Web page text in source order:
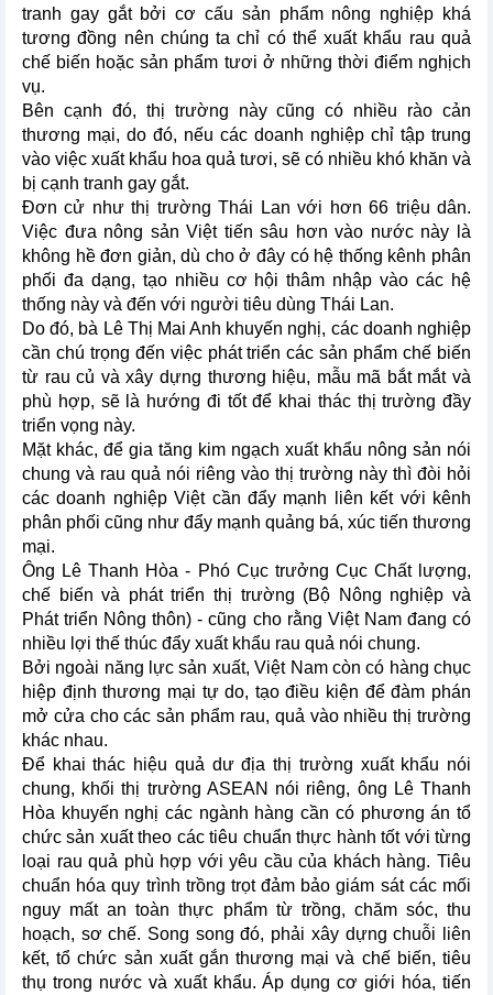
tranh gay gắt bởi cơ cấu sản phẩm nông nghiệp khá
tương đồng nên chúng ta chỉ có thể xuất khẩu rau quả
chế biến hoặc sản phẩm tươi ở những thời điểm nghịch
vụ.
Bên cạnh đó, thị trường này cũng có nhiều rào cản
thương mại, do đó, nếu các doanh nghiệp chỉ tập trung
vào việc xuất khẩu hoa quả tươi, sẽ có nhiều khó khăn và
bị cạnh tranh gay gắt.
Đơn cử như thị trường Thái Lan với hơn 66 triệu dân.
Việc đưa nông sản Việt tiến sâu hơn vào nước này là
không hề đơn giản, dù cho ở đây có hệ thống kênh phân
phối đa dạng, tạo nhiều cơ hội thâm nhập vào các hệ
thống này và đến với người tiêu dùng Thái Lan.
Do đó, bà Lê Thị Mai Anh khuyến nghị, các doanh nghiệp
cần chú trọng đến việc phát triển các sản phẩm chế biến
từ rau củ và xây dựng thương hiệu, mẫu mã bắt mắt và
phù hợp, sẽ là hướng đi tốt để khai thác thị trường đầy
triển vọng này.
Mặt khác, để gia tăng kim ngạch xuất khẩu nông sản nói
chung và rau quả nói riêng vào thị trường này thì đòi hỏi
các doanh nghiệp Việt cần đẩy mạnh liên kết với kênh
phân phối cũng như đẩy mạnh quảng bá, xúc tiến thương
mại.
Ông Lê Thanh Hòa - Phó Cục trưởng Cục Chất lượng,
chế biến và phát triển thị trường (Bộ Nông nghiệp và
Phát triển Nông thôn) - cũng cho rằng Việt Nam đang có
nhiều lợi thế thúc đẩy xuất khẩu rau quả nói chung.
Bởi ngoài năng lực sản xuất, Việt Nam còn có hàng chục
hiệp định thương mại tự do, tạo điều kiện để đàm phán
mở cửa cho các sản phẩm rau, quả vào nhiều thị trường
khác nhau.
Để khai thác hiệu quả dư địa thị trường xuất khẩu nói
chung, khối thị trường ASEAN nói riêng, ông Lê Thanh
Hòa khuyến nghị các ngành hàng cần có phương án tổ
chức sản xuất theo các tiêu chuẩn thực hành tốt với từng
loại rau quả phù hợp với yêu cầu của khách hàng. Tiêu
chuẩn hóa quy trình trồng trọt đảm bảo giám sát các mối
nguy mất an toàn thực phẩm từ trồng, chăm sóc, thu
hoạch, sơ chế. Song song đó, phải xây dựng chuỗi liên
kết, tổ chức sản xuất gắn thương mại và chế biến, tiêu
thụ trong nước và xuất khẩu. Áp dụng cơ giới hóa, tiến